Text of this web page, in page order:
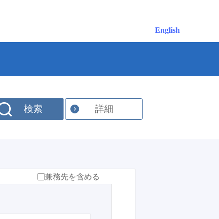
English
検索 詳細
兼務先を含める